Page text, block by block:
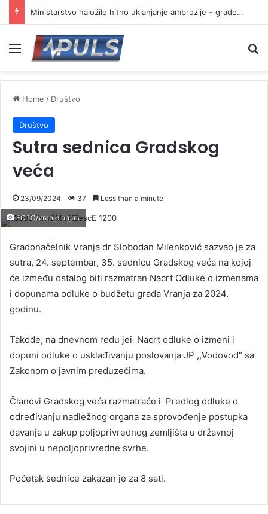
Ministarstvo naložilo hitno uklanjanje ambrozije – gradovi i opštine u obavezi da reaguju
Menu
Home / Društvo
Društvo
Sutra sednica Gradskog
veća
23/09/2024 37 Less than a minute
FOTO/vranje.org.rs
Gradonačelnik Vranja dr Slobodan Milenković sazvao je za
sutra, 24. septembar, 35. sednicu Gradskog veća na kojoj
će između ostalog biti razmatran Nacrt Odluke o izmenama
i dopunama odluke o budžetu grada Vranja za 2024.
godinu.
Takođe, na dnevnom redu jei Nacrt odluke o izmeni i
dopuni odluke o usklađivanju poslovanja JP ,,Vodovod“ sa
Zakonom o javnim preduzećima.
Članovi Gradskog veća razmatraće i Predlog odluke o
određivanju nadležnog organa za sprovođenje postupka
davanja u zakup poljoprivrednog zemljišta u državnoj
svojini u nepoljoprivredne svrhe.
Početak sednice zakazan je za 8 sati.